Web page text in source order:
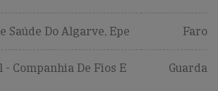
Saúde Do Algarve, Epe Faro
Companhia De Fios E
Guarda